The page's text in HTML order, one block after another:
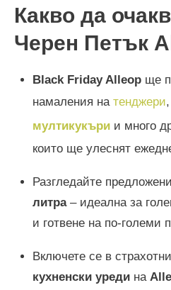
Какво да
Черен Петък
Black Friday Alleopще
намаления на тенджери,
мултикукърии много
които ще улеснят
Разгледайте
литра– идеална за
и готвене на по-големи
Включете се в
кухненски уредина